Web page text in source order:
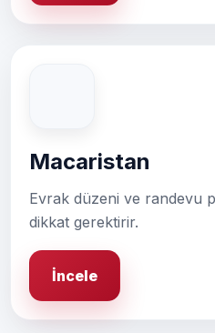
Macaristan
Evrak düzeni ve randevu
dikkat gerektirir.
İncele